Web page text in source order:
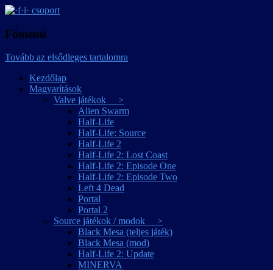
·f·i· csoport
Főmenü
Tovább az elsődleges tartalomra
Kezdőlap
Magyarítások
Valve játékok >
Alien Swarm
Half-Life
Half-Life: Source
Half-Life 2
Half-Life 2: Lost Coast
Half-Life 2: Episode One
Half-Life 2: Episode Two
Left 4 Dead
Portal
Portal 2
Source játékok / modok >
Black Mesa (teljes játék)
Black Mesa (mod)
Half-Life 2: Update
MINERVA